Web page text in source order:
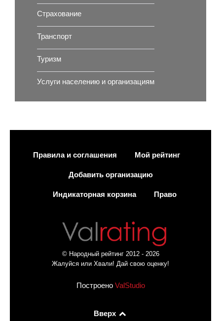
Страхование
Транспорт
Туризм
Услуги населению и организациям
Правила и соглашения Мой рейтинг
Добавить организацию
Индикаторная корзина Право
© Народный рейтинг 2012 - 2026
Жалуйся или Хвали! Дай свою оценку!
Построено ValStudio
Вверх